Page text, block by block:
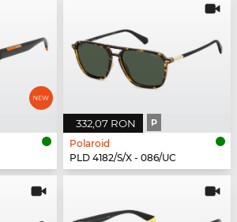
332,07 RON P
Polaroid
PLD 4182/S/X - 086/UC